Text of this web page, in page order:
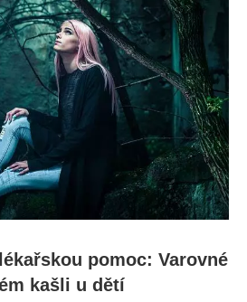
pomoc: Varovné
kašli u‌ dětí